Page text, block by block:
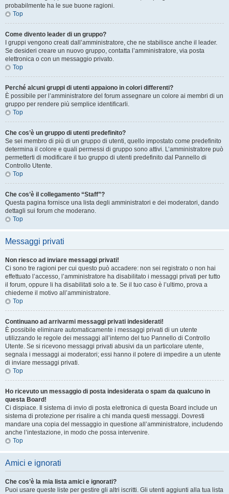
probabilmente ha le sue buone ragioni.
Top
Come divento leader di un gruppo?
I gruppi vengono creati dall’amministratore, che ne stabilisce anche il leader.
Se desideri creare un nuovo gruppo, contatta l’amministratore, via posta
elettronica o con un messaggio privato.
Top
Perché alcuni gruppi di utenti appaiono in colori differenti?
È possibile per l’amministratore del forum assegnare un colore ai membri di un
gruppo per rendere più semplice identificarli.
Top
Che cos’è un gruppo di utenti predefinito?
Se sei membro di più di un gruppo di utenti, quello impostato come predefinito
determina il colore e quali permessi di gruppo sono attivi. L’amministratore può
permetterti di modificare il tuo gruppo di utenti predefinito dal Pannello di
Controllo Utente.
Top
Che cos’è il collegamento “Staff”?
Questa pagina fornisce una lista degli amministratori e dei moderatori, dando
dettagli sui forum che moderano.
Top
Messaggi privati
Non riesco ad inviare messaggi privati!
Ci sono tre ragioni per cui questo può accadere: non sei registrato o non hai
effettuato l’accesso, l’amministratore ha disabilitato i messaggi privati per tutto
il forum, oppure li ha disabilitati solo a te. Se il tuo caso è l’ultimo, prova a
chiederne il motivo all’amministratore.
Top
Continuano ad arrivarmi messaggi privati indesiderati!
È possibile eliminare automaticamente i messaggi privati ​​di un utente
utilizzando le regole dei messaggi all’interno del tuo Pannello di Controllo
Utente. Se si ricevono messaggi privati ​​abusivi da un particolare utente,
segnala i messaggi ai moderatori; essi hanno il potere di impedire a un utente
di inviare messaggi privati​​.
Top
Ho ricevuto un messaggio di posta indesiderata o spam da qualcuno in
questa Board!
Ci dispiace. Il sistema di invio di posta elettronica di questa Board include un
sistema di protezione per risalire a chi manda questi messaggi. Dovresti
mandare una copia del messaggio in questione all’amministratore, includendo
anche l’intestazione, in modo che possa intervenire.
Top
Amici e ignorati
Che cos’è la mia lista amici e ignorati?
Puoi usare queste liste per gestire gli altri iscritti. Gli utenti aggiunti alla tua lista